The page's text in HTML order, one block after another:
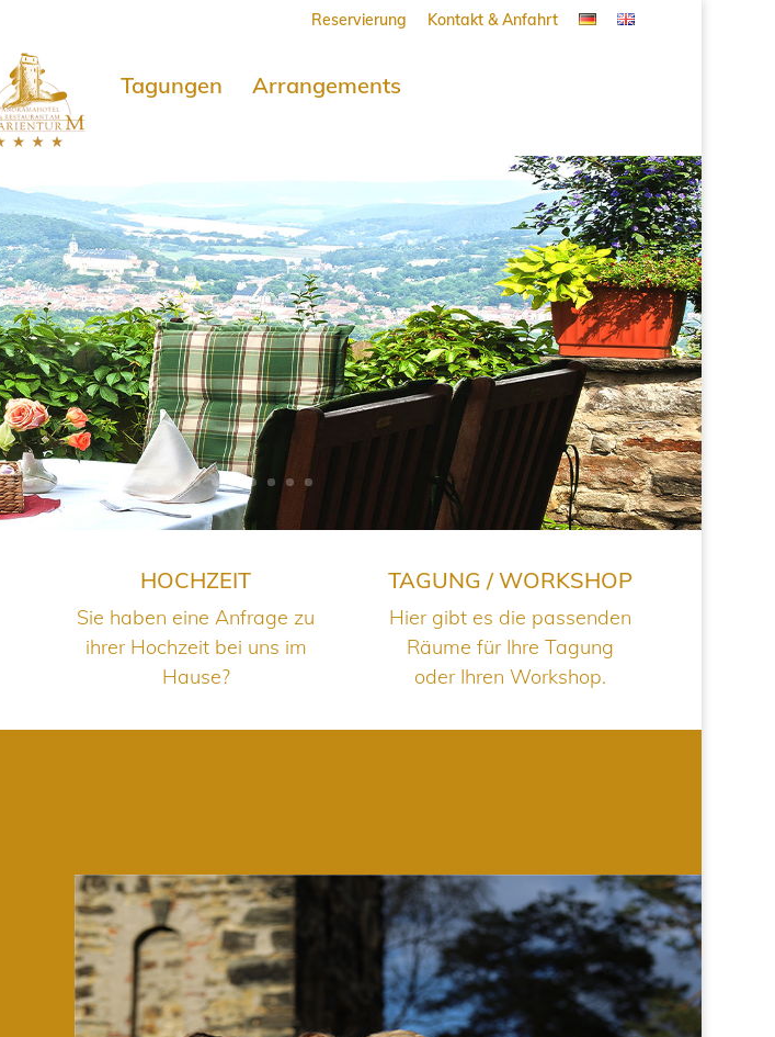
Reservierung Kontakt & Anfahrt
Tagungen Arrangements
HOCHZEIT
Sie haben eine Anfrage zu
ihrer Hochzeit bei uns im
Hause?
TAGUNG / WORKSHOP
Hier gibt es die passenden
Räume für Ihre Tagung
oder Ihren Workshop.